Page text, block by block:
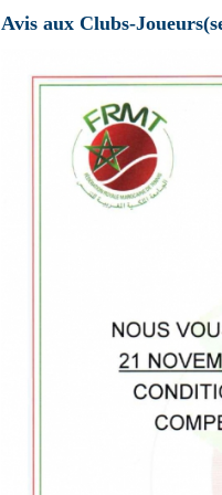
Avis aux Clubs-